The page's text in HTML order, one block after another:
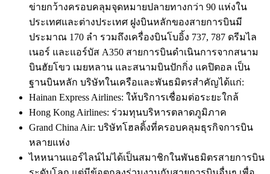
ข่ายกว้างครอบคลุมจุดหมายปลายทางกว่า 90 แห่งใน
ประเทศและต่างประเทศ ฝูงบินหลักของสายการบินมี
ประมาณ 170 ลำ รวมถึงเครื่องบินโบอิ้ง 737, 787 ดรีมไล
เนอร์ และแอร์บัส A350 สายการบินดำเนินการจากสนาม
บินฮัยโขว เมยหลาน และสนามบินปักกิ่ง แคปิตอล เป็น
ฐานบินหลัก บริษัทในเครือและพันธมิตรสำคัญได้แก่:
Hainan Express Airlines: ให้บริการเชื่อมต่อระยะใกล้
Hong Kong Airlines: ร่วมทุนบริหารตลาดภูมิภาค
Grand China Air: บริษัทโฮลดิ้งที่ครอบคลุมธุรกิจการบิน
หลายแห่ง
ไหหนานแอร์ไลน์ไม่ได้เป็นสมาชิกในพันธมิตรสายการบิน